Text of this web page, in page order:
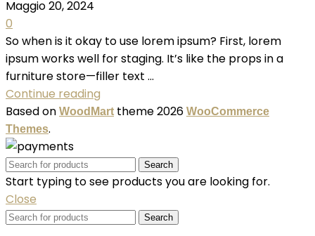
Maggio 20, 2024
0
So when is it okay to use lorem ipsum? First, lorem
ipsum works well for staging. It’s like the props in a
furniture store—filler text ...
Continue reading
Based on WoodMart theme2026 WooCommerce
Themes.
Search
Start typing to see products you are looking for.
Close
Search